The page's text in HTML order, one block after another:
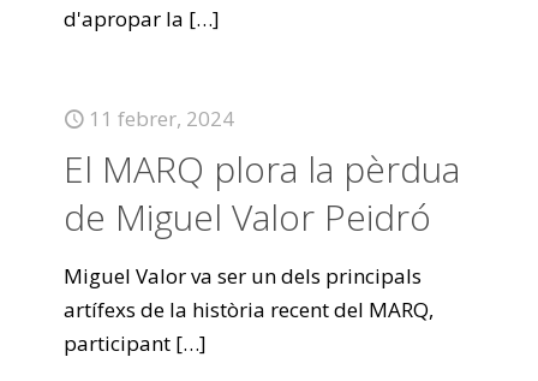
d'apropar la […]
11 febrer, 2024
El MARQ plora la pèrdua
de Miguel Valor Peidró
Miguel Valor va ser un dels principals
artífexs de la història recent del MARQ,
participant […]